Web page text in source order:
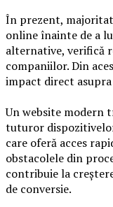
În prezent,
online înainte de a
alternative, verifică
companiilor. Din
impact direct
Un website modern
tuturor
care oferă acces
obstacolele din
contribuie la
de conversie.